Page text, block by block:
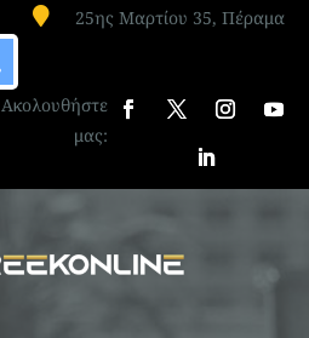
 25ης Μαρτίου 35, Πέραμα
Ακολουθήστε
μας: